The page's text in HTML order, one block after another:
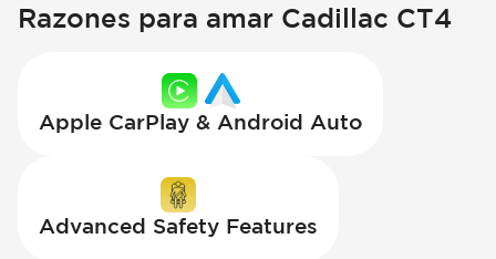
Razones para amar Cadillac CT4
Apple CarPlay & Android Auto
Advanced Safety Features